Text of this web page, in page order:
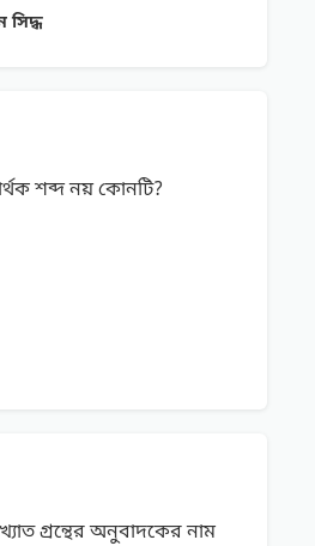
সিদ্ধ
শব্দ নয় কোনটি?
গ্রন্থের অনুবাদকের নাম